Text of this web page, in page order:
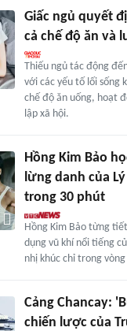
Giấc ngủ quyết
cả chế độ ăn và
Thiếu ngủ tác động
với các yếu tố lối sống
chế độ ăn uống, hoạt
lập xã hội.
Hồng Kim Bảo
lừng danh của
trong 30 phút
Hồng Kim Bảo từng
dụng vũ khí nổi tiếng
nhị khúc chỉ trong
Cảng Chancay:
chiến lược của